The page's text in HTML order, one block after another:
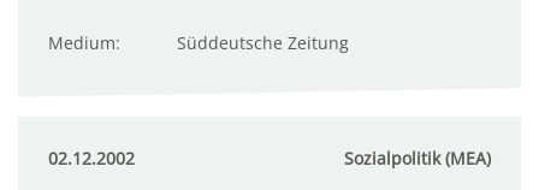
Medium: Süddeutsche Zeitung
02.12.2002 Sozialpolitik (MEA)